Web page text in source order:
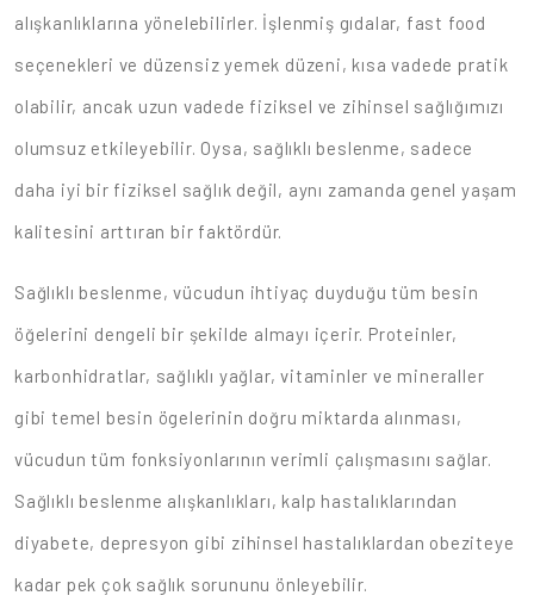
alışkanlıklarına yönelebilirler. İşlenmiş gıdalar, fast food
seçenekleri ve düzensiz yemek düzeni, kısa vadede pratik
olabilir, ancak uzun vadede fiziksel ve zihinsel sağlığımızı
olumsuz etkileyebilir. Oysa, sağlıklı beslenme, sadece
daha iyi bir fiziksel sağlık değil, aynı zamanda genel yaşam
kalitesini arttıran bir faktördür.
Sağlıklı beslenme, vücudun ihtiyaç duyduğu tüm besin
öğelerini dengeli bir şekilde almayı içerir. Proteinler,
karbonhidratlar, sağlıklı yağlar, vitaminler ve mineraller
gibi temel besin ögelerinin doğru miktarda alınması,
vücudun tüm fonksiyonlarının verimli çalışmasını sağlar.
Sağlıklı beslenme alışkanlıkları, kalp hastalıklarından
diyabete, depresyon gibi zihinsel hastalıklardan obeziteye
kadar pek çok sağlık sorununu önleyebilir.